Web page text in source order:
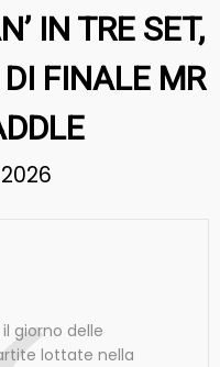
IN TRE SET,
FINALE MR
giorno delle
lottate nella